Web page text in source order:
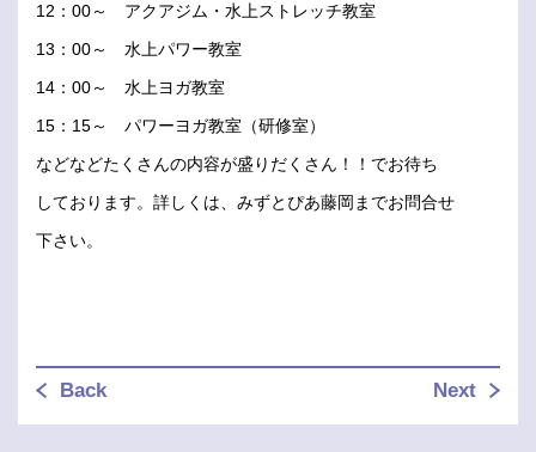
12：00～ アクアジム・水上ストレッチ教室
13：00～ 水上パワー教室
14：00～ 水上ヨガ教室
15：15～ パワーヨガ教室（研修室）
などなどたくさんの内容が盛りだくさん！！でお待ち
しております。詳しくは、みずとぴあ藤岡までお問合せ
下さい。
Back Next